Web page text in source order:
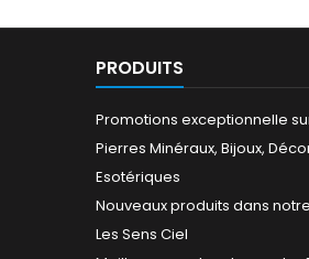
PRODUITS
Promotions exceptionnelle
Pierres Minéraux, Bijoux,
Esotériques
Nouveaux produits dans
Les Sens Ciel